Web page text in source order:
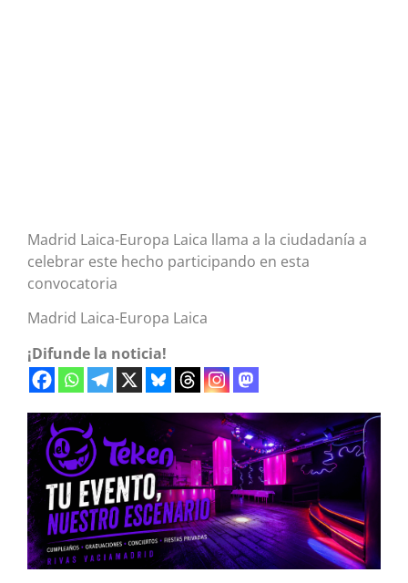
Madrid Laica-Europa Laica llama a la ciudadanía a
celebrar este hecho participando en esta
convocatoria
Madrid Laica-Europa Laica
¡Difunde la noticia!